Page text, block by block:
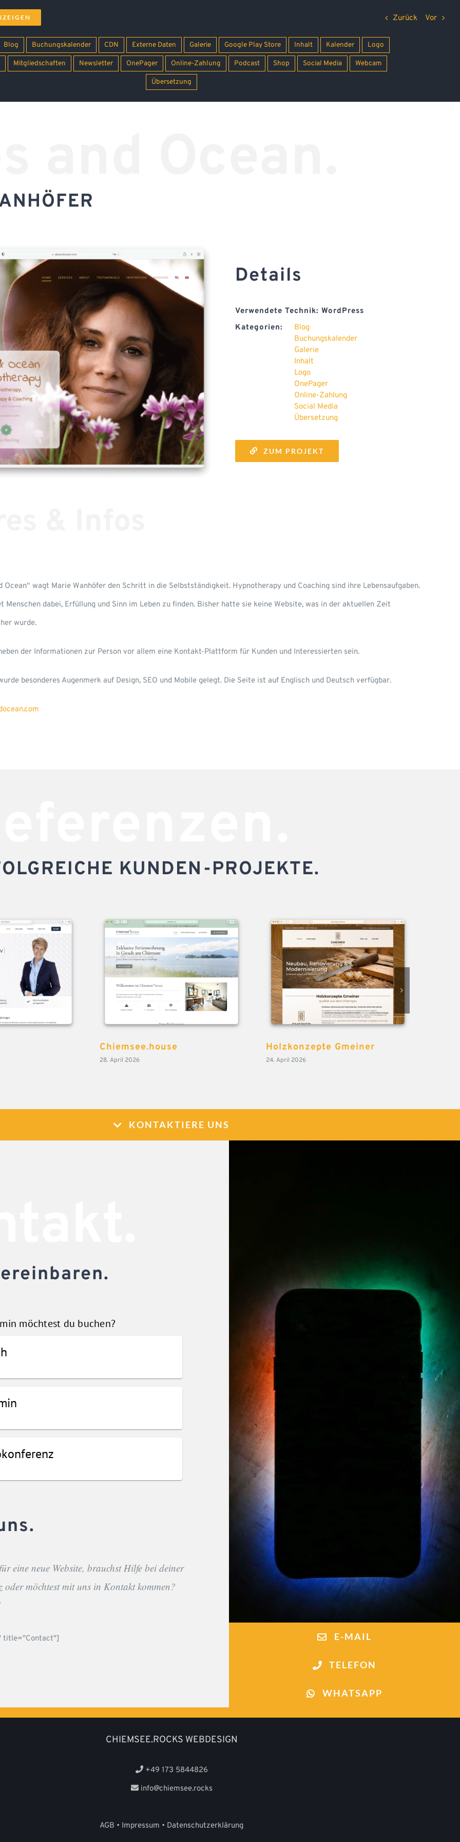
Zurück Vor
Blog Buchungskalender CDN Externe Daten Galerie Google Play Store Inhalt Kalender Logo
Mitgliedschaften Newsletter OnePager Online-Zahlung Podcast Shop Social Media Webcam
Übersetzung
Details
Verwendete Technik: WordPress
Kategorien:
Blog
Buchungskalender
Galerie
Inhalt
Logo
OnePager
Online-Zahlung
Social Media
Übersetzung
ZUM PROJEKT
Ocean“ wagt Marie Wanhöfer den Schritt in die Selbstständigkeit. Hypnotherapy und Coaching sind ihre Lebensaufgaben.
Menschen dabei, Erfüllung und Sinn im Leben zu finden. Bisher hatte sie keine Website, was in der aktuellen Zeit
wurde.
der Informationen zur Person vor allem eine Kontakt-Plattform für Kunden und Interessierten sein.
besonderes Augenmerk auf Design, SEO und Mobile gelegt. Die Seite ist auf Englisch und Deutsch verfügbar.
KUNDEN-PROJEKTE.
Chiemsee.house
28. April 2026
Holzkonzepte Gmeiner
24. April 2026
KONTAKTIERE UNS
eine neue Website, brauchst Hilfe bei deiner
oder möchtest mit uns in Kontakt kommen?
title="Contact"] E-MAIL
TELEFON
WHATSAPP
CHIEMSEE.ROCKS WEBDESIGN
+49 173 5844826
info@chiemsee.rocks
AGB • Impressum • Datenschutzerklärung